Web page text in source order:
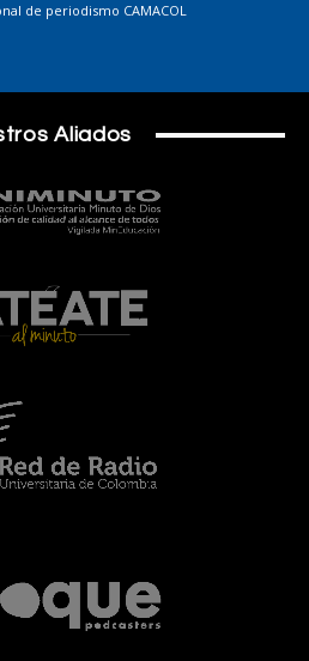
de periodismo CAMACOL
Aliados